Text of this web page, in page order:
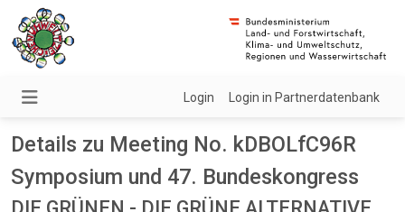
Login Login in Partnerdatenbank
Details zu Meeting No. kDBOLfC96R
Symposium und 47. Bundeskongress